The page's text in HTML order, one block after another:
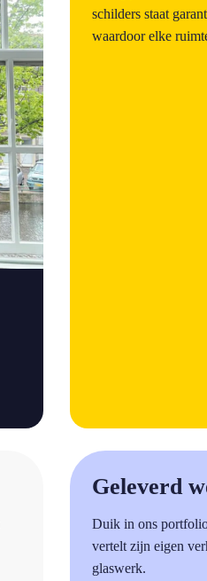
schilders staat
waardoor elke
Geleverd
Duik in ons
vertelt zijn eigen
glaswerk.